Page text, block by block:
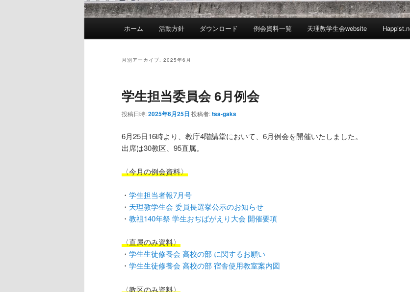
メ
コ
テ
ン
ツ
へ
移
動
サ
ン
ン
ツ
へ
移
動
ホーム 活動方針 ダウンロード 例会資料一覧 天理教学生会website
月別アーカイブ: 2025年6月
学生担当委員会 6月例会
投稿日時:2025年6月25日 投稿者:tsa-gaks
6月25日16時より、教庁4階講堂において、6月例会を開催いたしました。
出席は30教区、95直属。
〈今月の例会資料〉
・ 学生担当者報7月号
・ 天理教学生会 委員長選挙公示のお知らせ
・ 教祖140年祭 学生おぢばがえり大会 開催要項
〈直属のみ資料〉
・ 学生生徒修養会 高校の部 に関するお願い
・ 学生生徒修養会 高校の部 宿舎使用教室案内図
〈教区のみ資料〉